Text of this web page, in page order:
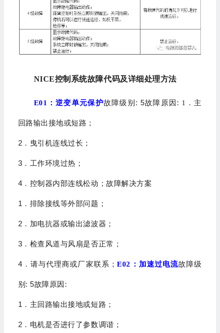
NICE控制系统故障代码及详细处理方法
E01 ：逆变单元保护故障级别 : 5故障原因: 1．主
回路输出接地或短路；
2 ．曳引机连线过长；
3 ．工作环境过热；
4 ．控制器内部连线松动；故障解决方案
1 ．排除接线等外部问题；
2 ．加电抗器或输出滤波器；
3 ．检查风道与风扇是否正常；
4 ．请与代理商或厂家联系；E02 ：加速过电流故障级
别 : 5故障原因:
1 ．主回路输出接地或短路；
2 ．电机是否进行了参数调谐；